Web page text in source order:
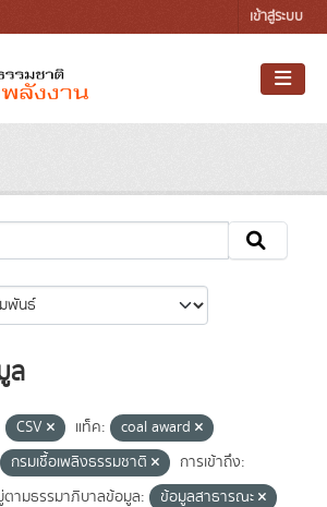
เข้าสู่ระบบ
ล
CSV แท็ค:
coal award
กรมเชื้อเพลิงธรรมชาติ
การเข้าถึง:
ามธรรมาภิบาลข้อมูล:
ข้อมูลสาธารณะ